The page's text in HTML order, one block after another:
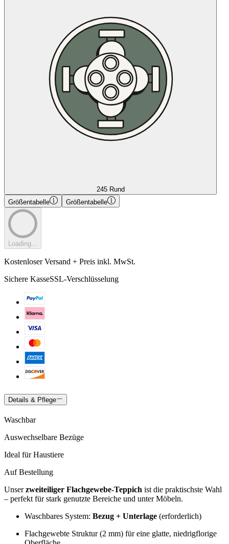
245 Rund
Größentabelle
Größentabelle
Loading...
Kostenloser Versand + Preis inkl. MwSt.
Sichere KasseSSL-Verschlüsselung
Details & Pflege
Waschbar
Auswechselbare Bezüge
Ideal für Haustiere
Auf Bestellung
Unserzweiteiliger Flachgewebe-Teppich ist die praktischste Wahl
– perfekt für stark genutzte Bereiche und unter Möbeln.
Waschbares System: Bezug + Unterlage (erforderlich)
Flachgewebte Struktur (2 mm) für eine glatte, niedrigflorige